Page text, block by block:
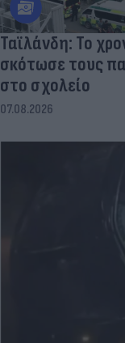
Ταϊλάνδη: Το
σκότωσε τους
στο σχολείο
07.08.2026